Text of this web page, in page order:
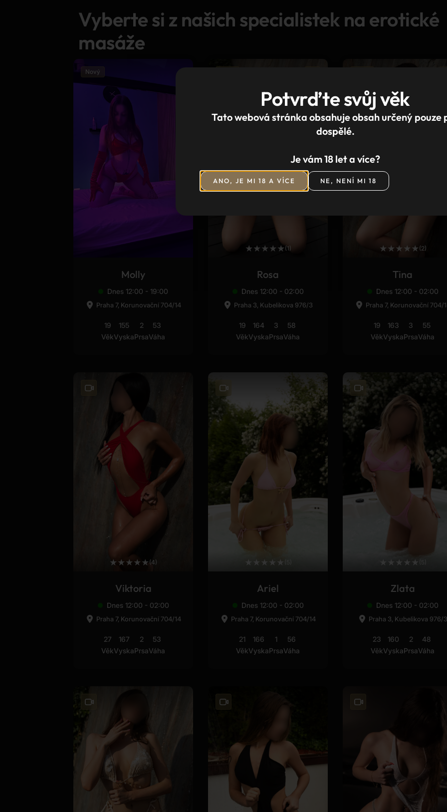
Vyberte si z našich specialistek na erotické
masáže
Nový
Molly
Dnes 12:00 - 19:00
Praha 7, Korunovační 704/14
19
Věk
155
Vyska
2
Prsa
53
Váha
★ ★ ★ ★ ★ (1)
Rosa
Dnes 12:00 - 02:00
Praha 3, Kubelikova 976/3
19
Věk
164
Vyska
3
Prsa
58
Váha
★ ★ ★ ★ ★ (2)
Tina
Dnes 12:00 - 02:00
Praha 7, Korunovační 704/
19
Věk
163
Vyska
3
Prsa
55
Váha
★ ★ ★ ★ ★ (4)
Viktoria
Dnes 12:00 - 02:00
Praha 7, Korunovační 704/14
27
Věk
167
Vyska
2
Prsa
53
Váha
★ ★ ★ ★ ★
Ariel
Dnes 12:00 - 02:00
Praha 7, Korunovační 704/14
21
Věk
166
Vyska
1
Prsa
56
Váha
★ ★ ★ ★ ★ (5)
Zlata
Dnes 12:00 - 02:00
Praha 3, Kubelikova 976/3
23
Věk
160
Vyska
2
Prsa
48
Váha
Potvrďte svůj věk
Tato webová stránka obsahuje obsah určený pouze
dospělé.
Je vám 18 let a více?
ANO, JE MI 18 A VÍCE NE, NENÍ MI 18